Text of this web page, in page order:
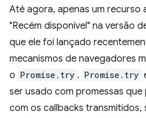
Até agora, apenas um recurso
"Recém disponível" na versão
que ele foi lançado
mecanismos de navegadores
o Promise.try . Promise.try
ser usado com promessas
com os callbacks transmitidos,